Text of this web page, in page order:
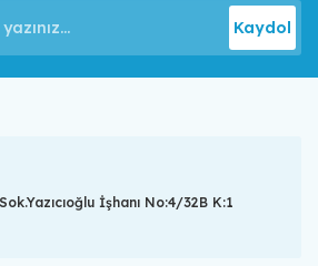
Kaydol
İşhanı No:4/32B K:1